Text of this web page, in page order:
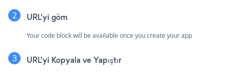
URL'yi göm
Your code block will be available once you create your app
URL'yi Kopyala ve Yapıştır